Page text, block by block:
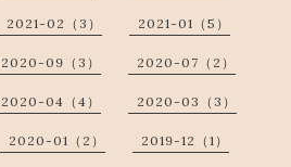
2021-02（3） 2021-01（5）
2020-09（3） 2020-07（2）
2020-04（4） 2020-03（3）
2020-01（2） 2019-12（1）